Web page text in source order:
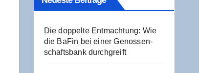
Die dop­pel­te Ent­mach­tung: Wie
die BaFin bei einer Genos­sen­
schafts­bank durchgreift